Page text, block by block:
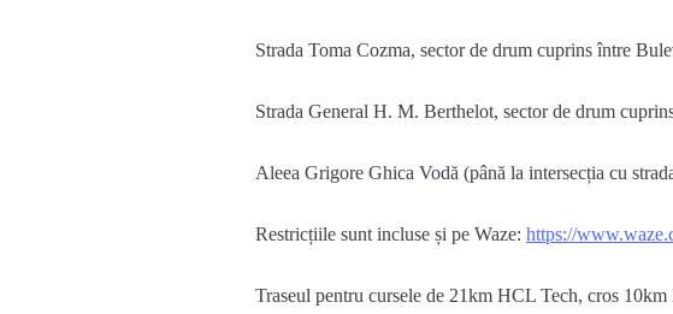
Strada Toma Cozma, sector de drum cuprins între
Strada General H. M. Berthelot, sector de drum
Aleea Grigore Ghica Vodă (până la intersecția cu
Restricțiile sunt incluse și pe Waze: https://
Traseul pentru cursele de 21km HCL Tech, cros 10km